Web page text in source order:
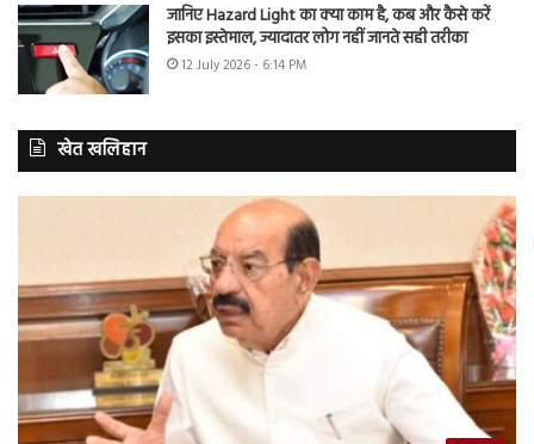
जानिए Hazard Light का क्या काम है, कब और कैसे करें
इसका इस्तेमाल, ज्यादातर लोग नहीं जानते सही तरीका
12 July 2026 - 6:14 PM
खेत खलिहान